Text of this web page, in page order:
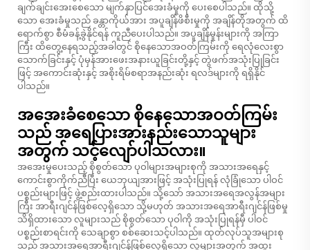
ချက်ချင်းအေးစေသော မျက်နှာပြင်အေးခံမှုကို ပေးစေပါသည်။ ထိုသို့
သော အေးခံမှုသည် ခန္တာကိုယ်အား အပူချိန်ဖိစီးမှုကို အချိန်တိုအတွက် ထိ
ရောက်စွာ စီမံခန့်ခွဲနိုင်ရန် ကူညီပေးပါသည်။ အပူချိန်မှုန်းများကို အကြာ
ကြီး ထိတွေ့နေရသည့်အခါတွင် စိုနေသောအဝတ်ကြမ်းကို ရေလုံလေးစွာ
သောက်ခြင်းနှင့် ပုံမှန်အားဖေးအနားယူခြင်းတို့နှင့် တွဲဖက်အသုံးပြုခြင်း
ဖြင့် အကောင်းဆုံးနှင့် အစိုးရိမ်စရာအနည်းဆုံး ရလဒ်များကို ရရှိနိုင်
ပါသည်။
အအေးခံစေသော စိုနေသောအဝတ်ကြမ်း
သည် အရေပြားအားနည်းသောသူများ
အတွက် သင့်လျော်ပါသလား။
အအေးမှုပေးသည့် စိုစွတ်သော ပုဝါများအများစုကို အသားအရေနှင့်
ကောင်းစွာကိုက်ညီပြီး ယေဘုယျအားဖြင့် အသုံးပြုရန် လုံခြုံသော ပါဝင်
ပစ္စည်းများဖြင့် ဖွဲ့စည်းထားပါသည်။ သို့သော် အသားအရေအလွန်အများ
ကြီး အာရီးဂျင်န်ဖြစ်လေ့ရှိသော သို့မဟုတ် အသားအရေအာရီးဂျင်န်ဖြစ်မှု
သိရှိထားသော လူများသည် စိုစွတ်သော ပုဝါကို အသုံးပြုရန်မှီ ပါဝင်
ပစ္စည်းစာရင်းကို သေချာစွာ စစ်ဆေးသင့်ပါသည်။ ထုတ်လုပ်သူအများစု
သည် အသားအရေအာရီးဂျင်န်ဖြစ်လေ့ရှိသော လူများအတွက် အထူး